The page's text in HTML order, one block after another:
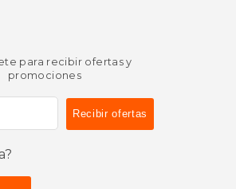
para recibir ofertas y
promociones